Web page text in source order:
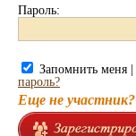
Пароль:
Запомнить меня |
пароль?
Еще не участник?